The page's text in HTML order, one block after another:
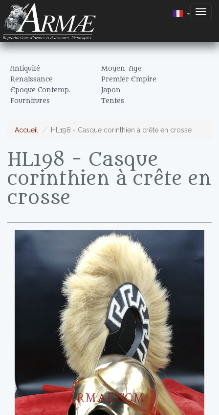
Antiquité
Moyen-Age
Renaissance
Premier Empire
Epoque Contemp.
Japon
Fournitures
Tentes
Accueil HL198 - Casque corinthien à crête en crosse
HL198 - Casque
corinthien à crête en
crosse